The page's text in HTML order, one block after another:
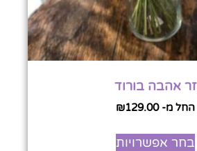
זר אהבה בורוד
החל מ- ₪129.00
בחר אפשרויות